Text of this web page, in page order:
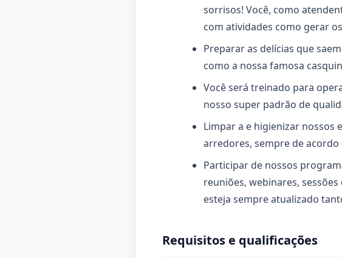
sorrisos! Você, como
com atividades como gerar
Preparar as delícias que
como a nossa famosa
Você será treinado para
nosso super padrão de
Limpar a e higienizar nossos
arredores, sempre de
Participar de nossos
reuniões, webinares,
esteja sempre atualizado
Requisitos e qualificações